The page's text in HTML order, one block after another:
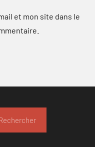
et mon site dans le